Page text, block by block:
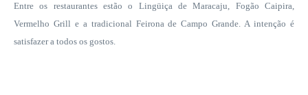
Entre os restaurantes estão o Lingüiça de Maracaju, Fogão Caipira,
Vermelho Grill e a tradicional Feirona de Campo Grande. A intenção é
satisfazer a todos os gostos.